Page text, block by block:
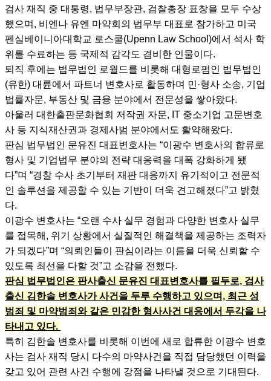
검사 재직 중 대통령, 법무부장관, 검찰총장 표창을 모두 수상
했으며, 비엔나 유엔 마약회의 법무부 대표로 참가하고 미국
펜실베이니아대학교 로스쿨(Upenn Law School)에서 석사 학
위를 수료하는 등 국제적 감각도 겸비한 인물이다.
퇴직 후에는 법무법인 로월드를 비롯해 대형로펌인 법무법인
(유한) 대륜에서 파트너 변호사로 활동하며 민·형사 소송, 기업
법률자문, 부동산 및 금융 분야에서 전문성을 쌓아왔다.
아울러 대한출판문화협회 저작권 자문, IT 중소기업 고문변호
사 등 지식재산권과 경제사범 분야에서도 활약해왔다.
판심 법무법인 문유진 대표변호사는 “이광수 변호사의 합류로
형사 및 기업법무 분야의 전략 대응력을 대폭 강화하게 됐
다”며 “경찰 수사 초기부터 재판 대응까지 유기적이고 전문적
인 솔루션을 제공할 수 있는 기반이 더욱 견고해졌다”고 밝혔
다.
이광수 변호사는 “오랜 수사 실무 경험과 다양한 변호사 실무
를 접목해, 위기 상황에서 실질적인 해결책을 제공하는 조력자
가 되겠다”며 “의뢰인들이 판심이라는 이름을 더욱 신뢰할 수
있도록 최선을 다할 것”고 소감을 전했다.
판심 법무법인은 판사출신 문유진 대표변호사를 필두로, 검사
출신 김한솔 변호사가 사건을 두루 수행하고 있으며, 최근 성
범죄 및 마약범죄와 같은 민감한 형사사건 대응에서 두각을 나
타내고 있다.
특히 김한솔 변호사를 비롯해 이번에 새로 합류한 이광수 변호
사는 검사 재직 당시 다수의 마약사건을 직접 담당했던 이력을
갖고 있어 관련 사건 수행에 강점을 나타낼 것으로 기대된다.